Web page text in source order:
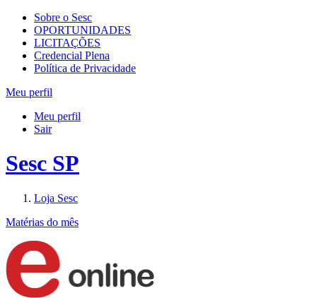
Sobre o Sesc
OPORTUNIDADES
LICITAÇÕES
Credencial Plena
Política de Privacidade
Meu perfil
Meu perfil
Sair
Sesc SP
Loja Sesc
Matérias do mês